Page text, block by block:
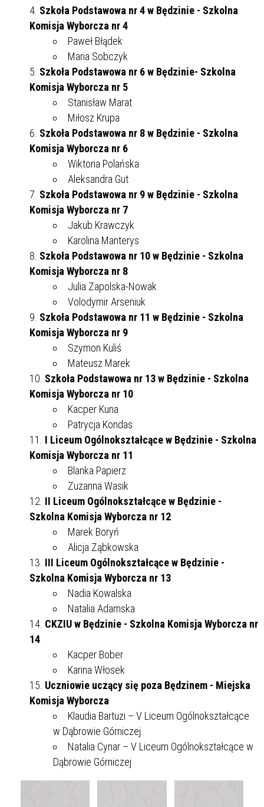
Szkoła Podstawowa nr 4 w Będzinie - Szkolna
Komisja Wyborcza nr 4
Paweł Błądek
Maria Sobczyk
Szkoła Podstawowa nr 6 w Będzinie- Szkolna
Komisja Wyborcza nr 5
Stanisław Marat
Miłosz Krupa
Szkoła Podstawowa nr 8 w Będzinie - Szkolna
Komisja Wyborcza nr 6
Wiktoria Polańska
Aleksandra Gut
Szkoła Podstawowa nr 9 w Będzinie - Szkolna
Komisja Wyborcza nr 7
Jakub Krawczyk
Karolina Manterys
Szkoła Podstawowa nr 10 w Będzinie - Szkolna
Komisja Wyborcza nr 8
Julia Zapolska-Nowak
Volodymir Arseniuk
Szkoła Podstawowa nr 11 w Będzinie - Szkolna
Komisja Wyborcza nr 9
Szymon Kuliś
Mateusz Marek
Szkoła Podstawowa nr 13 w Będzinie - Szkolna
Komisja Wyborcza nr 10
Kacper Kuna
Patrycja Kondas
I Liceum Ogólnokształcące w Będzinie - Szkolna
Komisja Wyborcza nr 11
Blanka Papierz
Zuzanna Wasik
II Liceum Ogólnokształcące w Będzinie -
Szkolna Komisja Wyborcza nr 12
Marek Boryń
Alicja Ząbkowska
III Liceum Ogólnokształcące w Będzinie -
Szkolna Komisja Wyborcza nr 13
Nadia Kowalska
Natalia Adamska
CKZIU w Będzinie - Szkolna Komisja Wyborcza nr
14
Kacper Bober
Karina Włosek
Uczniowie uczący się poza Będzinem - Miejska
Komisja Wyborcza
Klaudia Bartuzi – V Liceum Ogólnokształcące
w Dąbrowie Górniczej
Natalia Cynar – V Liceum Ogólnokształcące w
Dąbrowie Górniczej